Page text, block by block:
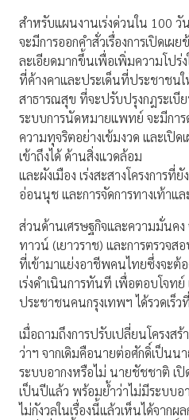
สำหรับแผนงานเร่งด่วนใน 100
จะมีการออกคําสั่วเรื่องการเปิดเผ
ละเอียดมากขึ้นเพื่อเพิ่มความโปร่
ที่ค้างคาและประเด็นที่ประชาชน
สาธารณสุข ที่จะปรับปรุงกฎระเบี
ระบบการนัดหมายแพทย์ จะมีการ
ความทุจริตอย่างเข้มงวด และเปิ
เข้าถึงได้ ด้านสิ่งแวดล้อม
และผังเมือง เร่งสะสางโครงการ
อ่อนนุช และการจัดการทางเท้าแล
ส่วนด้านเศรษฐกิจและความมั่นค
ทาวน์ (เยาวราช) และการตรวจส
ที่เข้ามาแย่งอาชีพคนไทยซึ่งจะ
เร่งดำเนินการทันที เพื่อตอบโจ
ประชาชนคนกรุงเทพฯ ได้รวดเร็ว
เมื่อถามถึงการปรับเปลี่ยนโครง
ว่าฯ จากเดิมคือนายต่อศักดิ์เป็นน
ระบบอากงหรือไม่ นายชัชชาติ เปิ
เป็นปีแล้ว พร้อมยํ้าว่าไม่มีระบบ
ไม่กังวลในเรื่องนี้แล้วเห็นได้จากผ